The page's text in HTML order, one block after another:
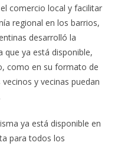
comercio local y facilitar
regional en los barrios,
desarrolló la
que ya está disponible,
como en su formato de
y vecinas puedan
ya está disponible en
para todos los